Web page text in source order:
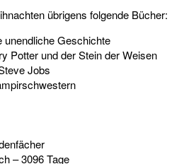
übrigens folgende Bücher:
unendliche Geschichte
Potter und der Stein der Weisen
Jobs
– 3096 Tage